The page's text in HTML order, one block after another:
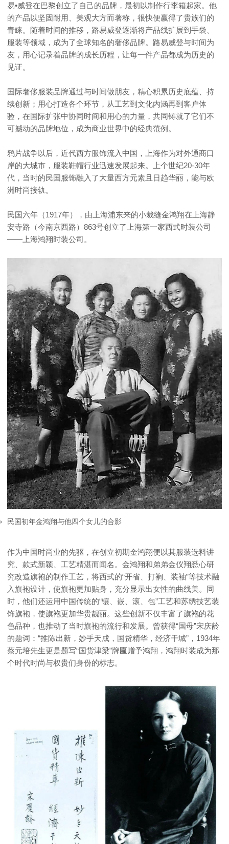
易•威登在巴黎创立了自己的品牌，最初以制作行李箱起家。他
的产品以坚固耐用、美观大方而著称，很快便赢得了贵族们的
青睐。随着时间的推移，路易威登逐渐将产品线扩展到手袋、
服装等领域，成为了全球知名的奢侈品牌。路易威登与时间为
友，用心记录着品牌的成长历程，让每一件产品都成为历史的
见证。
国际奢侈服装品牌通过与时间做朋友，精心积累历史底蕴、持
续创新；用心打造各个环节，从工艺到文化内涵再到客户体
验，在国际扩张中协同时间和用心的力量，共同铸就了它们不
可撼动的品牌地位，成为商业世界中的经典范例。
鸦片战争以后，近代西方服饰流入中国，上海作为对外通商口
岸的大城市，服装鞋帽行业迅速发展起来。上个世纪20-30年
代，当时的民国服饰融入了大量西方元素且日趋华丽，能与欧
洲时尚接轨。
民国六年（1917年），由上海浦东来的小裁缝金鸿翔在上海静
安寺路（今南京西路）863号创立了上海第一家西式时装公司
——上海鸿翔时装公司。
民国初年金鸿翔与他四个女儿的合影
作为中国时尚业的先驱，在创立初期金鸿翔便以其服装选料讲
究、款式新颖、工艺精湛而闻名。金鸿翔和弟弟金仪翔悉心研
究改造旗袍的制作工艺，将西式的“开省、打裥、装袖”等技术融
入旗袍设计，使旗袍更加贴身，充分显示出女性的曲线美。同
时，他们还运用中国传统的“镶、嵌、滚、包”工艺和苏绣技艺装
饰旗袍，使旗袍更加华贵靓丽。这些创新不仅丰富了旗袍的花
色品种，也推动了当时旗袍的流行和发展。曾获得“国母”宋庆龄
的题词：“推陈出新，妙手天成，国货精华，经济干城”，1934年
蔡元培先生更是题写“国货津梁”牌匾赠予鸿翔，鸿翔时装成为那
个时代时尚与权贵们身份的标志。